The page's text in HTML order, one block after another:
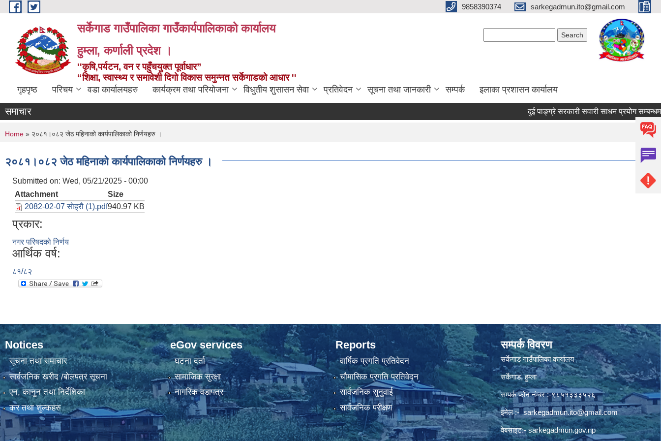
Skip to main content 9858390374 sarkegadmun.ito@gmail.com
सर्केगाड गाउँपालिका गाउँकार्यपालिकाको कार्यालय
हुम्ला, कर्णाली प्रदेश ।
''कृषि,पर्यटन, वन र पहुँचयुक्त पूर्वाधार”
“शिक्षा, स्वास्थ्य र समावेशी दिगो विकास समुन्नत सर्केगाडको आधार ''
गृहपृष्ठ परिचय वडा कार्यालयहरु कार्यक्रम तथा परियोजना विधुतीय शुसासन सेवा प्रतिवेदन सूचना तथा जानकारी सम्पर्क इलाका प्रशासन कार्यालय
समाचार दुई पाङ्ग्रे सरकारी सवारी साधन प्रयोग सम्बन्धमा
You are here
Home » २०८१।०८२ जेठ महिनाको कार्यपालिकाको निर्णयहरु ।
२०८१।०८२ जेठ महिनाको कार्यपालिकाको निर्णयहरु ।
Submitted on: Wed, 05/21/2025 - 00:00
Attachment
Size
2082-02-07 साेह्रौ (1).pdf940.97 KB
प्रकार:
नगर परिषदको निर्णय
आर्थिक वर्ष:
८१/८२
Notices
सूचना तथा समाचार
सार्वजनिक खरीद /बोलपत्र सूचना
एन, कानुन तथा निर्देशिका
कर तथा शुल्कहरु
eGov services
घटना दर्ता
सामाजिक सुरक्षा
नागरिक वडापत्र
Reports
वार्षिक प्रगति प्रतिवेदन
चौमासिक प्रगति प्रतिवेदन
सार्वजनिक सुनुवाई
सार्वजनिक परीक्षण
सम्पर्क विवरण
सर्केगाड गाउँपालिका कार्यालय
सर्केगाड, हुम्ला
सम्पर्क फोन नंम्बर :-९८५१३३३५२६
इमेल :-sarkegadmun.ito@gmail.com
वेबसाइट:- sarkegadmun.gov.np